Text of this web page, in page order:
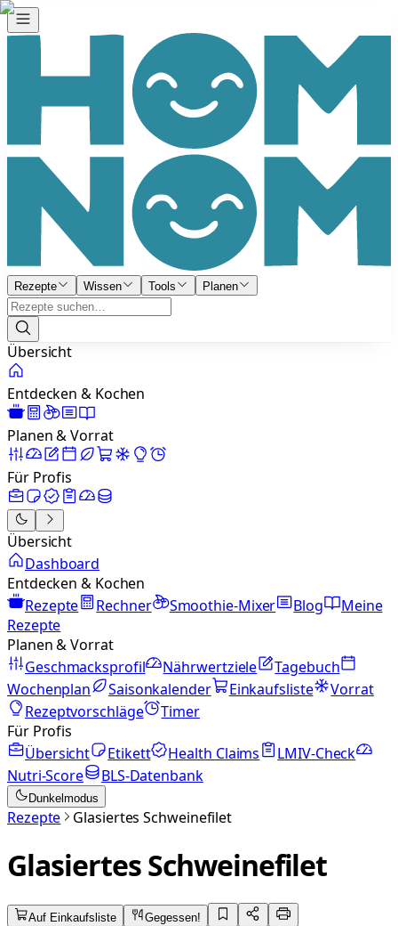
Rezepte Wissen Tools Planen
Übersicht
Entdecken & Kochen
Planen & Vorrat
Für Profis
Übersicht
Dashboard
Entdecken & Kochen
Rezepte
Rechner Smoothie-Mixer Blog
Meine
Rezepte
Planen & Vorrat
Geschmacksprofil
Nährwertziele
Tagebuch
Wochenplan
Saisonkalender Einkaufsliste
Vorrat
Rezeptvorschläge
Timer
Für Profis
Übersicht
Etikett Health Claims
LMIV-Check
Nutri-Score
BLS-Datenbank
Dunkelmodus
Rezepte Glasiertes Schweinefilet
Glasiertes Schweinefilet
Auf Einkaufsliste Gegessen!